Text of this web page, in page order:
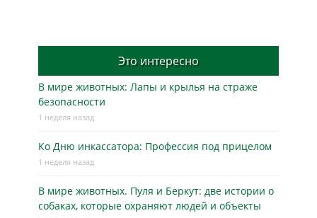
Это интересно
В мире животных: Лапы и крылья на страже
безопасности
1 неделя назад
Ко Дню инкассатора: Профессия под прицелом
1 неделя назад
В мире животных. Пуля и Беркут: две истории о
собаках, которые охраняют людей и объекты